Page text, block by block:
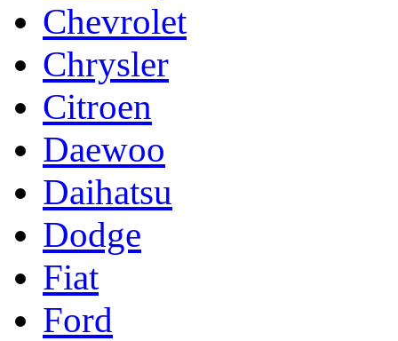
Chevrolet
Chrysler
Citroen
Daewoo
Daihatsu
Dodge
Fiat
Ford